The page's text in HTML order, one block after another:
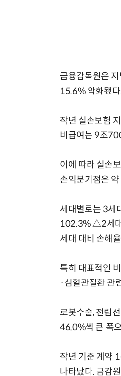
금융감독원은
15.6% 악화됐
작년 실손보험
비급여는 9조
이에 따라 실손
손익분기점은
세대별로는 3
102.3% △2세대
세대 대비 손해
특히 대표적인
·심혈관질환 관
로봇수술, 전립
46.0%씩 큰 폭
작년 기준 계약
나타났다. 금감